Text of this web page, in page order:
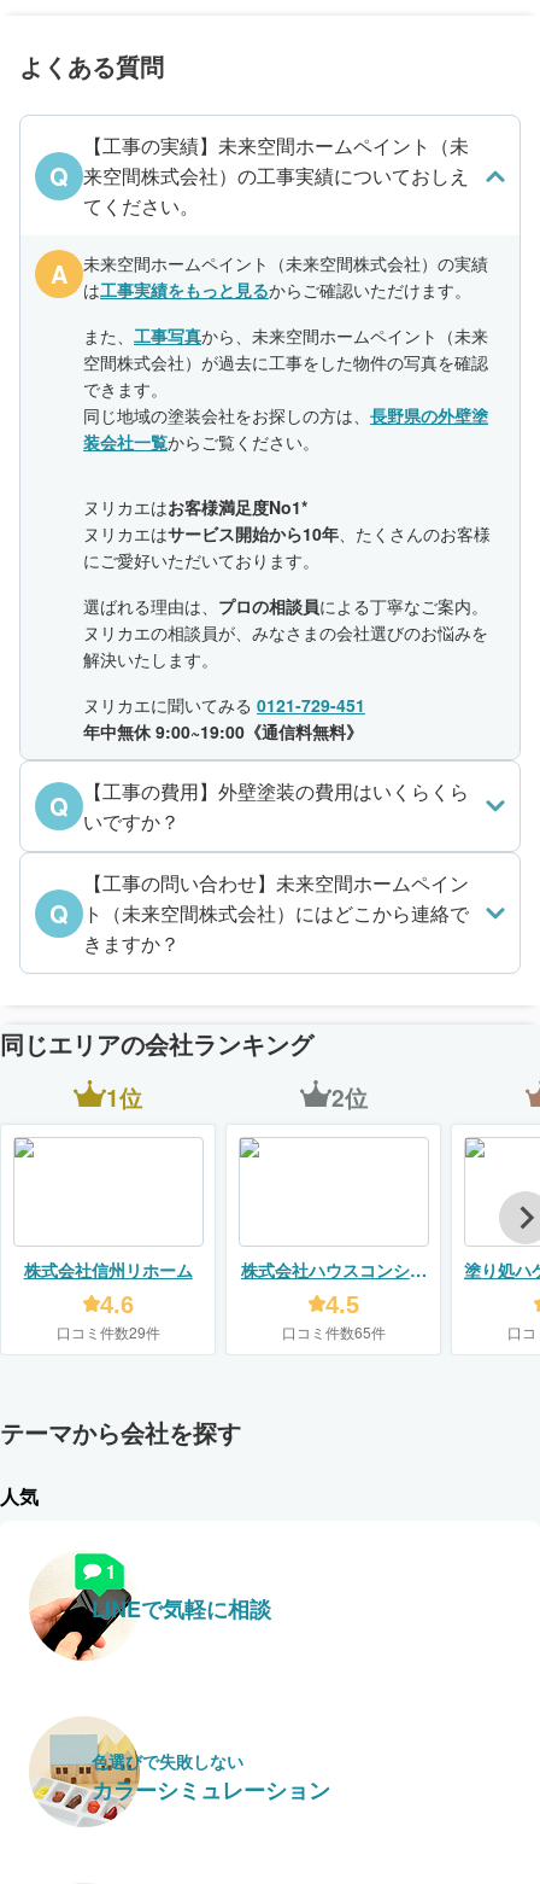
よくある質問
Q
【工事の実績】未来空間ホームペイント（未
来空間株式会社）の工事実績についておしえ
てください。
A
未来空間ホームペイント（未来空間株式会社）の実績
は工事実績をもっと見るからご確認いただけます。
また、 工事写真から、未来空間ホームペイント（未来
空間株式会社）が過去に工事をした物件の写真を確認
できます。
同じ地域の塗装会社をお探しの方は、 長野県の外壁塗
装会社一覧からご覧ください。
ヌリカエはお客様満足度No1*
ヌリカエはサービス開始から10年、たくさんのお客様
にご愛好いただいております。
選ばれる理由は、 プロの相談員による丁寧なご案内。
ヌリカエの相談員が、みなさまの会社選びのお悩みを
解決いたします。
ヌリカエに聞いてみる 0121-729-451
年中無休 9:00~19:00《通信料無料》
Q
【工事の費用】外壁塗装の費用はいくらくら
いですか？
Q
【工事の問い合わせ】未来空間ホームペイン
ト（未来空間株式会社）にはどこから連絡で
きますか？
同じエリアの会社ランキング
1位
株式会社信州リホーム
4.6
口コミ件数29件
2位
株式会社ハウスコンシェ
ル
4.5
口コミ件数65件
塗り処ハ
口
テーマから会社を探す
人気
LINEで気軽に相談
色選びで失敗しない
カラーシミュレーション